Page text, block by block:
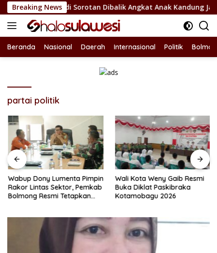
Langsung
ke
konten
Breaking News
Bolsel Jadi Sorotan Dibalik Angkat Anak Kandung Jadi Honor
Beranda Nasional Daerah Internasional Politik
partai politik
Wabup Dony Lumenta Pimpin
Rakor Lintas Sektor, Pemkab
Bolmong Resmi Tetapkan
Wali Kota Weny Gaib Resmi
Buka Diklat Paskibraka
Kotamobagu 2026